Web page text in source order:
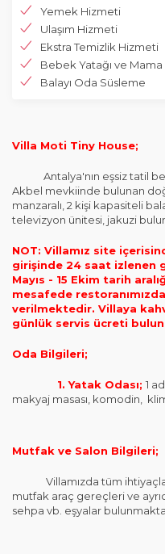
Yemek Hizmeti
Ulaşım Hizmeti
Ekstra Temizlik Hizmeti
Bebek Yatağı ve
Balayı Oda Süsleme
Villa Moti Tiny House;
Antalya'nın eşsiz tatil
Akbel mevkiinde bulunan
manzaralı, 2 kişi kapasiteli
televizyon ünitesi, jakuzi
NOT: Villamız site
girişinde 24 saat izlenen
Mayıs - 15 Ekim tarih
mesafede
verilmektedir. Villaya
günlük servis ücreti
Oda Bilgileri;
1. Yatak Odası; 1
makyaj masası, komodin,
Mutfak ve Salon Bilgileri;
Villamızda tüm
mutfak araç gereçleri ve
sehpa vb. eşyalar